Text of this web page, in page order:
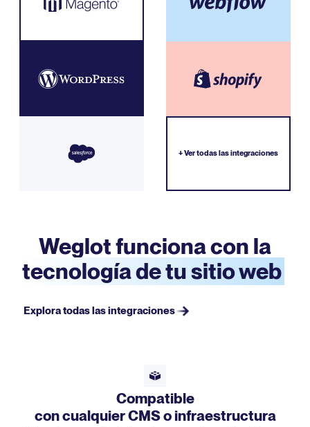
+ Ver todas las integraciones
Weglot funciona con la
tecnología de tu sitio web
Explora todas las integraciones
Compatible
con cualquier CMS o infraestructura